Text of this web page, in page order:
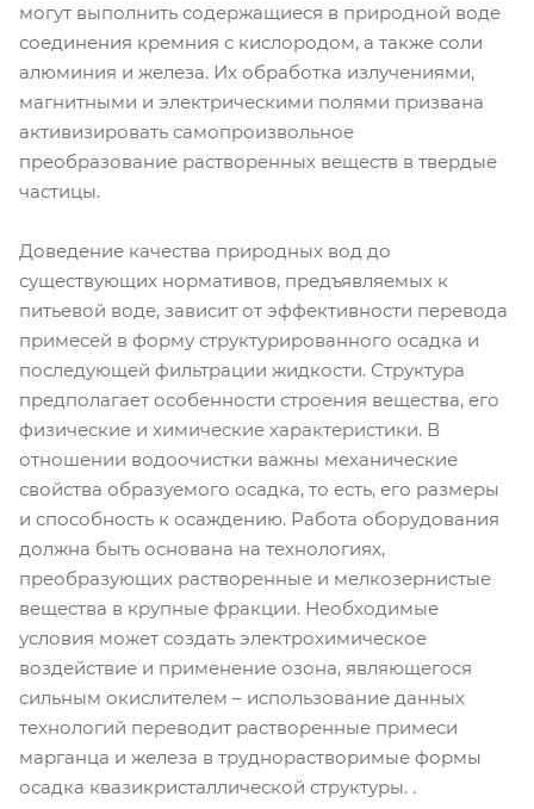
могут выполнить содержащиеся в природной воде
соединения кремния с кислородом, а также соли
алюминия и железа. Их обработка излучениями,
магнитными и электрическими полями призвана
активизировать самопроизвольное
преобразование растворенных веществ в твердые
частицы.
Доведение качества природных вод до
существующих нормативов, предъявляемых к
питьевой воде, зависит от эффективности перевода
примесей в форму структурированного осадка и
последующей фильтрации жидкости. Структура
предполагает особенности строения вещества, его
физические и химические характеристики. В
отношении водоочистки важны механические
свойства образуемого осадка, то есть, его размеры
и способность к осаждению. Работа оборудования
должна быть основана на технологиях,
преобразующих растворенные и мелкозернистые
вещества в крупные фракции. Необходимые
условия может создать электрохимическое
воздействие и применение озона, являющегося
сильным окислителем – использование данных
технологий переводит растворенные примеси
марганца и железа в труднорастворимые формы
осадка квазикристаллической структуры. .